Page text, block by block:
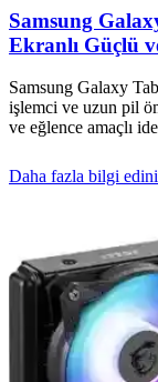
Samsung
Ekranlı Güçlü
Samsung Galaxy
işlemci ve uzun pil
ve eğlence amaçlı
Daha fazla bilgi